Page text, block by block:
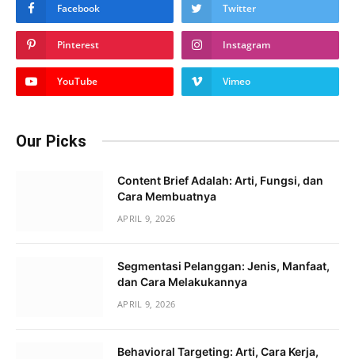
Facebook Twitter
Pinterest Instagram
YouTube Vimeo
Our Picks
Content Brief Adalah: Arti, Fungsi, dan
Cara Membuatnya
APRIL 9, 2026
Segmentasi Pelanggan: Jenis, Manfaat,
dan Cara Melakukannya
APRIL 9, 2026
Behavioral Targeting: Arti, Cara Kerja,